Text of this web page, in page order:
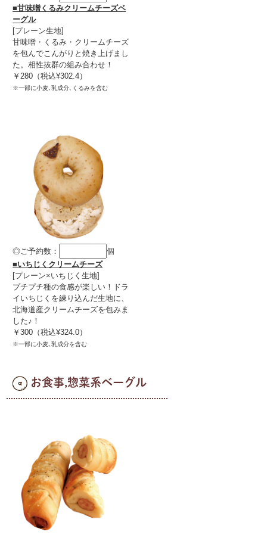
■甘味噌くるみクリームチーズベ
ーグル
[プレーン生地]
甘味噌・くるみ・クリームチーズ
を包んでこんがりと焼き上げまし
た。相性抜群の組み合わせ！
￥280（税込¥302.4）
※一部に小麦､乳成分､くるみを含む
◎ご予約数：
個
■いちじくクリームチーズ
[プレーン×いちじく生地]
プチプチ種の食感が楽しい！ドラ
イいちじくを練り込んだ生地に、
北海道産クリームチーズを包みま
した♪！
￥300（税込¥324.0）
※一部に小麦､乳成分を含む
お食事,惣菜系ベーグル